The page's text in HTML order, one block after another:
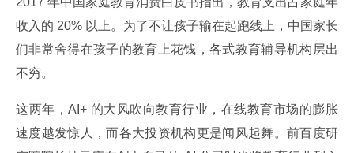
收入的 20% 以上。为了不让孩子输在起跑线上，中国家长
们非常舍得在孩子的教育上花钱，各式教育辅导机构层出
不穷。
这两年，AI+ 的大风吹向教育行业，在线教育市场的膨胀
速度越发惊人，而各大投资机构更是闻风起舞。前百度研